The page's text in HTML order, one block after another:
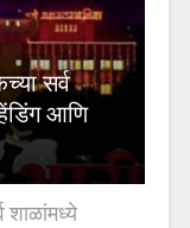
सर्व
आणि
शाळांमध्ये